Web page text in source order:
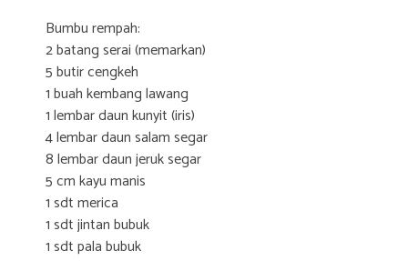
Bumbu rempah:
2 batang serai (memarkan)
5 butir cengkeh
1 buah kembang lawang
1 lembar daun kunyit (iris)
4 lembar daun salam segar
8 lembar daun jeruk segar
5 cm kayu manis
1 sdt merica
1 sdt jintan bubuk
1 sdt pala bubuk